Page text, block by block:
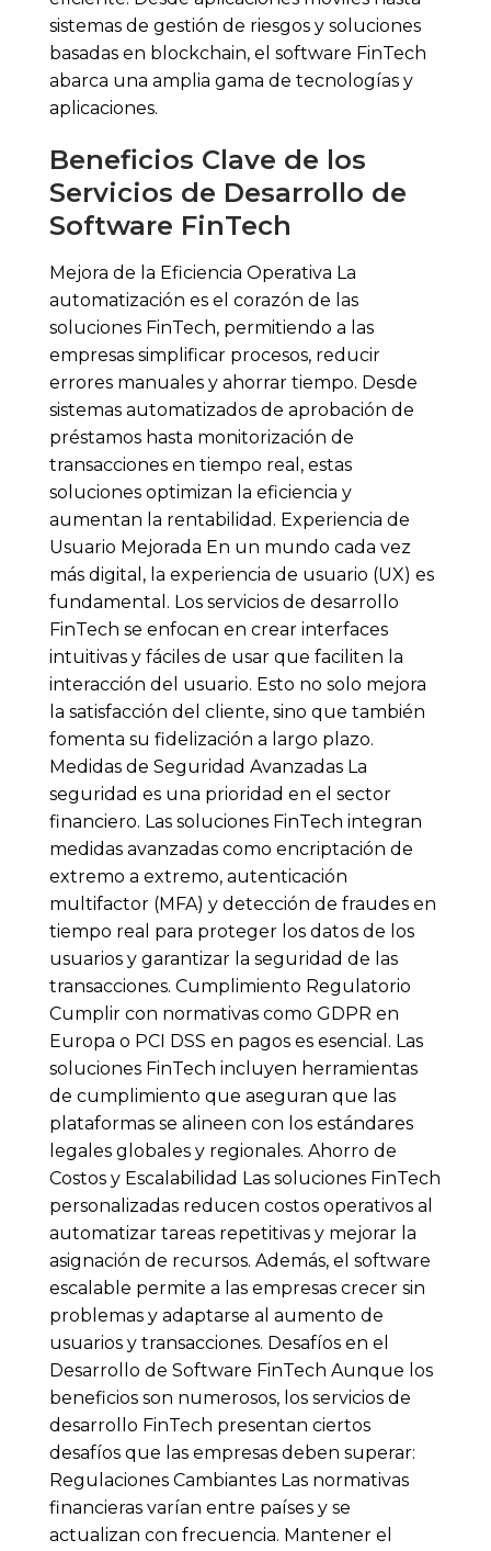
sistemas de gestión de riesgos y soluciones
basadas en blockchain, el software FinTech
abarca una amplia gama de tecnologías y
aplicaciones.
Beneficios Clave de los
Servicios de Desarrollo de
Software FinTech
Mejora de la Eficiencia Operativa La
automatización es el corazón de las
soluciones FinTech, permitiendo a las
empresas simplificar procesos, reducir
errores manuales y ahorrar tiempo. Desde
sistemas automatizados de aprobación de
préstamos hasta monitorización de
transacciones en tiempo real, estas
soluciones optimizan la eficiencia y
aumentan la rentabilidad. Experiencia de
Usuario Mejorada En un mundo cada vez
más digital, la experiencia de usuario (UX) es
fundamental. Los servicios de desarrollo
FinTech se enfocan en crear interfaces
intuitivas y fáciles de usar que faciliten la
interacción del usuario. Esto no solo mejora
la satisfacción del cliente, sino que también
fomenta su fidelización a largo plazo.
Medidas de Seguridad Avanzadas La
seguridad es una prioridad en el sector
financiero. Las soluciones FinTech integran
medidas avanzadas como encriptación de
extremo a extremo, autenticación
multifactor (MFA) y detección de fraudes en
tiempo real para proteger los datos de los
usuarios y garantizar la seguridad de las
transacciones. Cumplimiento Regulatorio
Cumplir con normativas como GDPR en
Europa o PCI DSS en pagos es esencial. Las
soluciones FinTech incluyen herramientas
de cumplimiento que aseguran que las
plataformas se alineen con los estándares
legales globales y regionales. Ahorro de
Costos y Escalabilidad Las soluciones FinTech
personalizadas reducen costos operativos al
automatizar tareas repetitivas y mejorar la
asignación de recursos. Además, el software
escalable permite a las empresas crecer sin
problemas y adaptarse al aumento de
usuarios y transacciones. Desafíos en el
Desarrollo de Software FinTech Aunque los
beneficios son numerosos, los servicios de
desarrollo FinTech presentan ciertos
desafíos que las empresas deben superar:
Regulaciones Cambiantes Las normativas
financieras varían entre países y se
actualizan con frecuencia. Mantener el